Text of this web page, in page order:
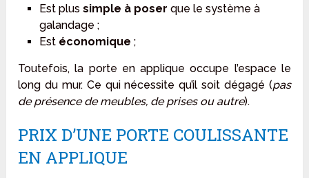
Est plus simple à poser que le système à
galandage ;
Est économique ;
Toutefois, la porte en applique occupe l’espace le
long du mur. Ce qui nécessite qu’il soit dégagé (pas
de présence de meubles, de prises ou autre).
PRIX D’UNE PORTE COULISSANTE
EN APPLIQUE